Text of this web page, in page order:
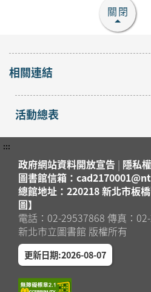
關閉
相關連結
活動總表
:::
政府網站資料開放宣告 | 隱私
圖書館信箱：
總館地址：220218 新北市板
圖】
電話：02-29537868 傳真：
新北市立圖書館 版權所有
更新日期:2026-08-07